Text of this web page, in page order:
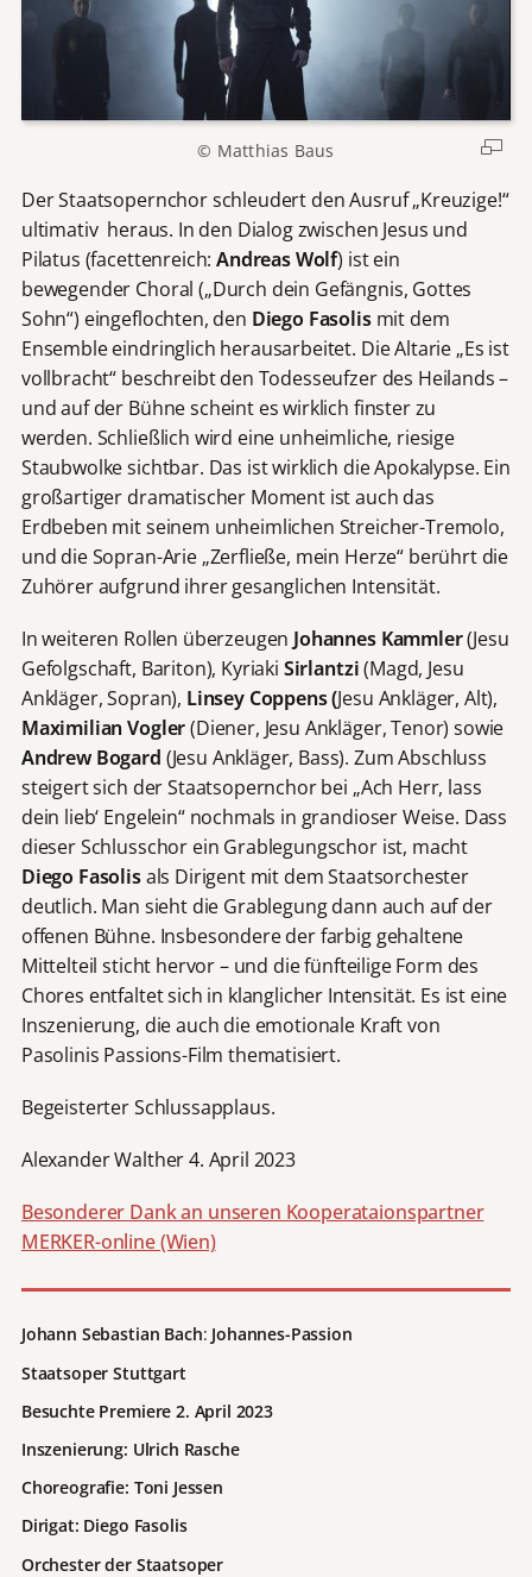
© Matthias Baus
Der Staatsopernchor schleudert den Ausruf „Kreuzige!“
ultimativ heraus. In den Dialog zwischen Jesus und
Pilatus (facettenreich:Andreas Wolf) ist ein
bewegender Choral („Durch dein Gefängnis, Gottes
Sohn“) eingeflochten, den Diego Fasolismit dem
Ensemble eindringlich herausarbeitet. Die Altarie „Es ist
vollbracht“ beschreibt den Todesseufzer des Heilands –
und auf der Bühne scheint es wirklich finster zu
werden. Schließlich wird eine unheimliche, riesige
Staubwolke sichtbar. Das ist wirklich die Apokalypse. Ein
großartiger dramatischer Moment ist auch das
Erdbeben mit seinem unheimlichen Streicher-Tremolo,
und die Sopran-Arie „Zerfließe, mein Herze“ berührt die
Zuhörer aufgrund ihrer gesanglichen Intensität.
In weiteren Rollen überzeugen Johannes Kammler(Jesu
Gefolgschaft, Bariton), Kyriaki Sirlantzi(Magd, Jesu
Ankläger, Sopran), Linsey Coppens (Jesu Ankläger, Alt),
Maximilian Vogler(Diener, Jesu Ankläger, Tenor) sowie
Andrew Bogard (Jesu Ankläger, Bass). Zum Abschluss
steigert sich der Staatsopernchor bei „Ach Herr, lass
dein lieb‘ Engelein“ nochmals in grandioser Weise. Dass
dieser Schlusschor ein Grablegungschor ist, macht
Diego Fasolisals Dirigent mit dem Staatsorchester
deutlich. Man sieht die Grablegung dann auch auf der
offenen Bühne. Insbesondere der farbig gehaltene
Mittelteil sticht hervor – und die fünfteilige Form des
Chores entfaltet sich in klanglicher Intensität. Es ist eine
Inszenierung, die auch die emotionale Kraft von
Pasolinis Passions-Film thematisiert.
Begeisterter Schlussapplaus.
Alexander Walther 4. April 2023
Besonderer Dank an unseren Kooperataionspartner
MERKER-online (Wien)
Johann Sebastian Bach: Johannes-Passion
Staatsoper Stuttgart
Besuchte Premiere 2. April 2023
Inszenierung: Ulrich Rasche
Choreografie: Toni Jessen
Dirigat: Diego Fasolis
Orchester der Staatsoper